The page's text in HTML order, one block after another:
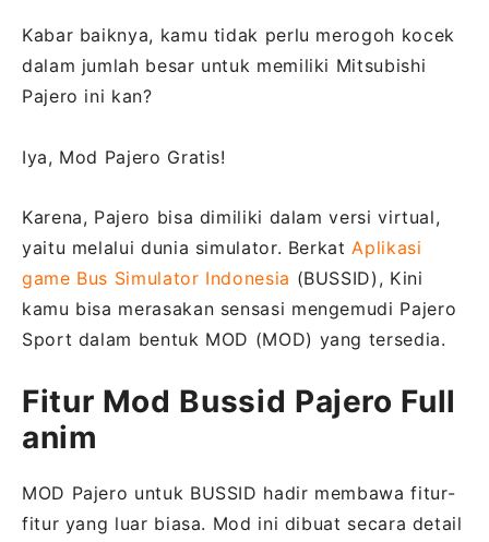
Kabar baiknya, kamu tidak perlu merogoh kocek
dalam jumlah besar untuk memiliki Mitsubishi
Pajero ini kan?
Iya, Mod Pajero Gratis!
Karena, Pajero bisa dimiliki dalam versi virtual,
yaitu melalui dunia simulator. Berkat Aplikasi
game Bus Simulator Indonesia (BUSSID), Kini
kamu bisa merasakan sensasi mengemudi Pajero
Sport dalam bentuk MOD (MOD) yang tersedia.
Fitur Mod Bussid Pajero Full
anim
MOD Pajero untuk BUSSID hadir membawa fitur-
fitur yang luar biasa. Mod ini dibuat secara detail